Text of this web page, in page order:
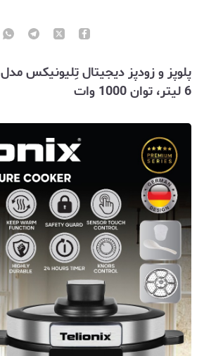
پلوپز و زودپز دیجیتال تِلیونیکس مدل TPC3673
6 لیتر، توان 1000 وات